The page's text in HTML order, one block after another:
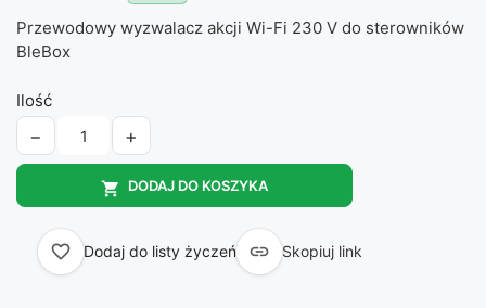
Przewodowy wyzwalacz akcji Wi-Fi 230 V do sterowników
BleBox
Ilość
− +
 DODAJ DO KOSZYKA
favorite_border Dodaj do listy życzeń  Skopiuj link